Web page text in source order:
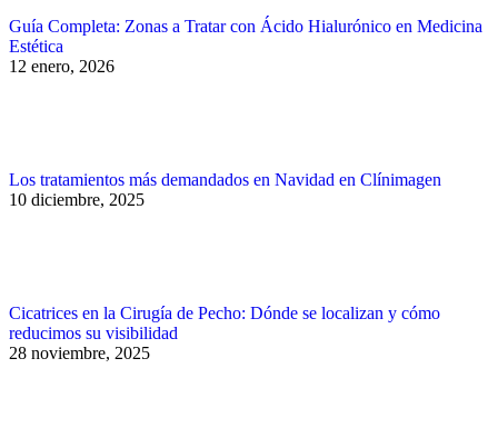
Guía Completa: Zonas a Tratar con Ácido Hialurónico en Medicina
Estética
12 enero, 2026
Los tratamientos más demandados en Navidad en Clínimagen
10 diciembre, 2025
Cicatrices en la Cirugía de Pecho: Dónde se localizan y cómo
reducimos su visibilidad
28 noviembre, 2025